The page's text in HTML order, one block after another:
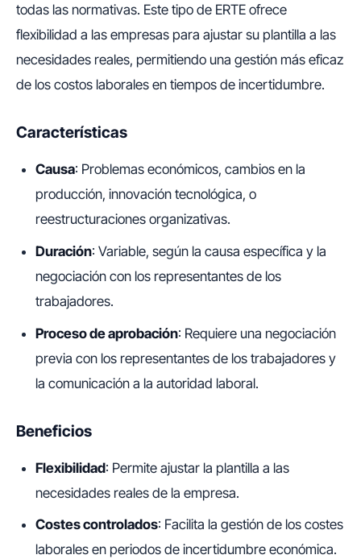
todas las normativas. Este tipo de ERTE ofrece
flexibilidad a las empresas para ajustar su plantilla a las
necesidades reales, permitiendo una gestión más eficaz
de los costos laborales en tiempos de incertidumbre.
Características
Causa: Problemas económicos, cambios en la
producción, innovación tecnológica, o
reestructuraciones organizativas.
Duración: Variable, según la causa específica y la
negociación con los representantes de los
trabajadores.
Proceso de aprobación: Requiere una negociación
previa con los representantes de los trabajadores y
la comunicación a la autoridad laboral.
Beneficios
Flexibilidad: Permite ajustar la plantilla a las
necesidades reales de la empresa.
Costes controlados: Facilita la gestión de los costes
laborales en periodos de incertidumbre económica.